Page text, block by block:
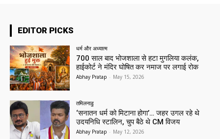
EDITOR PICKS
धर्म और अध्यात्म
700 साल बाद भोजशाला से हटा मुगलिया कलंक,
हाईकोर्ट ने मंदिर घोषित कर नमाज पर लगाई रोक
Abhay Pratap - May 15, 2026
तमिलनाडु
‘सनातन धर्म को मिटाना होगा’… जहर उगल रहे थे
उदयनिधि स्टालिन, चुप बैठे थे CM विजय
Abhay Pratap - May 12, 2026